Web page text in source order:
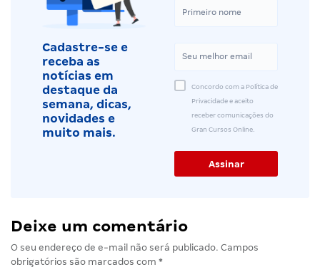
Cadastre-se e
receba as
notícias em
destaque da
semana, dicas,
novidades e
muito mais.
Concordo com a Política de
Privacidade e aceito
receber comunicações do
Gran Cursos Online.
Deixe um comentário
O seu endereço de e-mail não será publicado. Campos
obrigatórios são marcados com *